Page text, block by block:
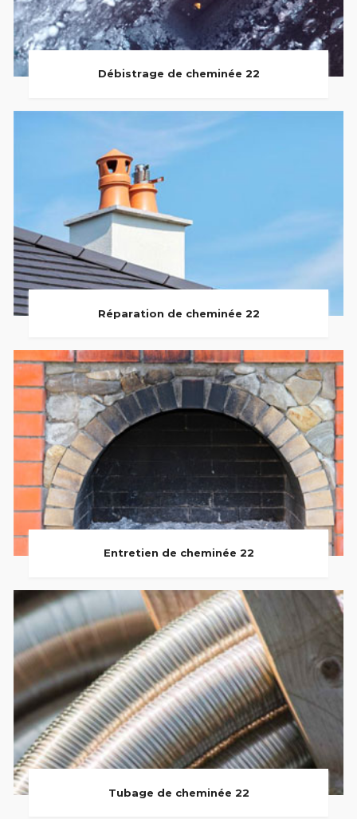
Débistrage de cheminée 22
Réparation de cheminée 22
Entretien de cheminée 22
Tubage de cheminée 22